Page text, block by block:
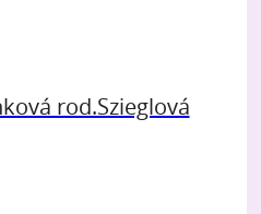
rod.Szieglová